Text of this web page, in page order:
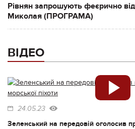
Рівнян запрошують феєрично
Миколая (ПРОГРАМА)
ВІДЕО
24.05.23
Зеленський на передовій оголосив